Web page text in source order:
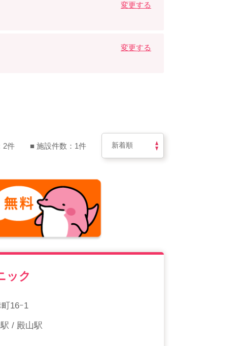
変更する
変更する
2件 ■ 施設件数：1件
ック
16ｰ1
/ 殿山駅